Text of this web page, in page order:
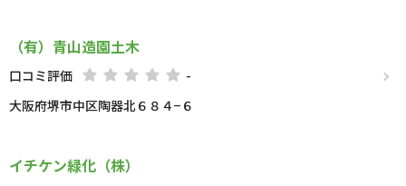
（有）青山造園土木
口コミ評価
-
大阪府堺市中区陶器北６８４−６
イチケン緑化（株）